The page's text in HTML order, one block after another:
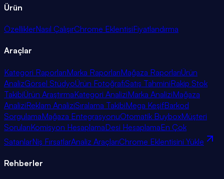
Ürün
ÖzelliklerNasıl ÇalışırChrome EklentisiFiyatlandırma
Araçlar
Kategori RaporlarıMarka RaporlarıMağaza RaporlarıÜrün
AnalizGörsel StüdyoÜrün FotoğrafıSatış TahminiRakip Stok
TakibiÜrün AraştırmaKategori AnaliziMarka AnaliziMağaza
AnaliziReklam AnaliziSıralama TakibiMega KeşifBarkod
SorgulamaMağaza EntegrasyonuOtomatik BuyboxMüşteri
SorularıKomisyon HesaplamaDesi HesaplamaEn Çok
SatanlarNiş FırsatlarAnaliz AraçlarıChrome Eklentisini Yükle
Rehberler